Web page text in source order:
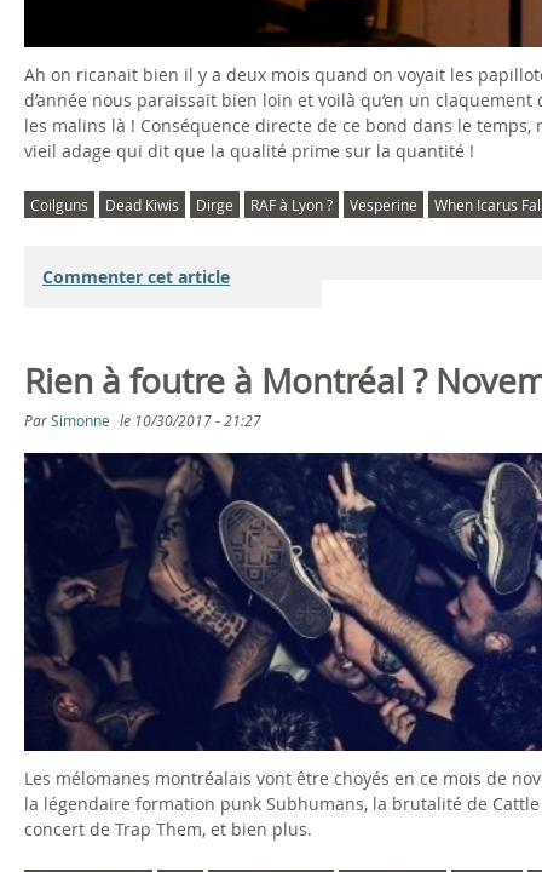
Ah on ricanait bien il y a deux mois quand on voyait les
d’année nous paraissait bien loin et voilà qu’en un
les malins là ! Conséquence directe de ce bond dans le
vieil adage qui dit que la qualité prime sur la quantité !
Coilguns Dead Kiwis Dirge RAF à Lyon ? Vesperine When Icarus
Commenter cet article
Rien à foutre à Montréal ?
ParSimonne le 10/30/2017 - 21:27
Les mélomanes montréalais vont être choyés en ce mois de
la légendaire formation punk Subhumans, la brutalité de
concert de Trap Them, et bien plus.